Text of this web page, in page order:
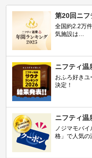
第20回ニフ
全国約2.2万
気施設は…
ニフティ温
おふろ好き
決定！
ニフティ温
ノジマモバ
格」で人気の